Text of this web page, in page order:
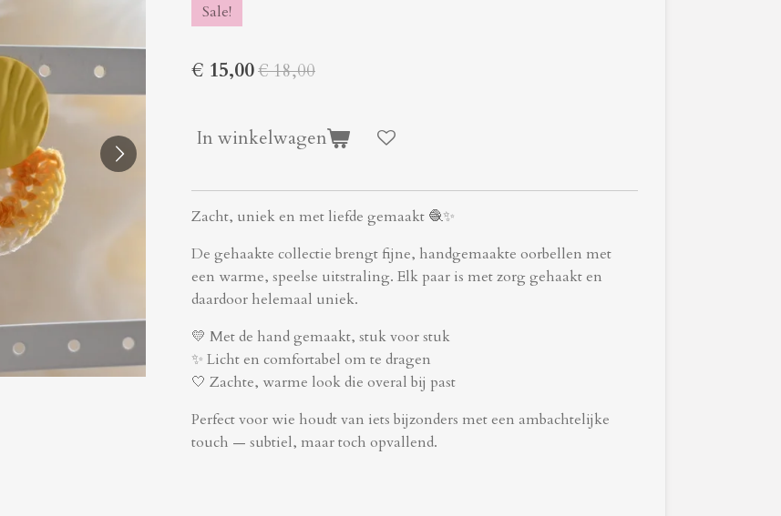
Sale!
€ 15,00€ 18,00
In winkelwagen
Zacht, uniek en met liefde gemaakt 🧶✨
De gehaakte collectie brengt fijne, handgemaakte oorbellen met
een warme, speelse uitstraling. Elk paar is met zorg gehaakt en
daardoor helemaal uniek.
💛 Met de hand gemaakt, stuk voor stuk
✨ Licht en comfortabel om te dragen
🤍 Zachte, warme look die overal bij past
Perfect voor wie houdt van iets bijzonders met een ambachtelijke
touch — subtiel, maar toch opvallend.